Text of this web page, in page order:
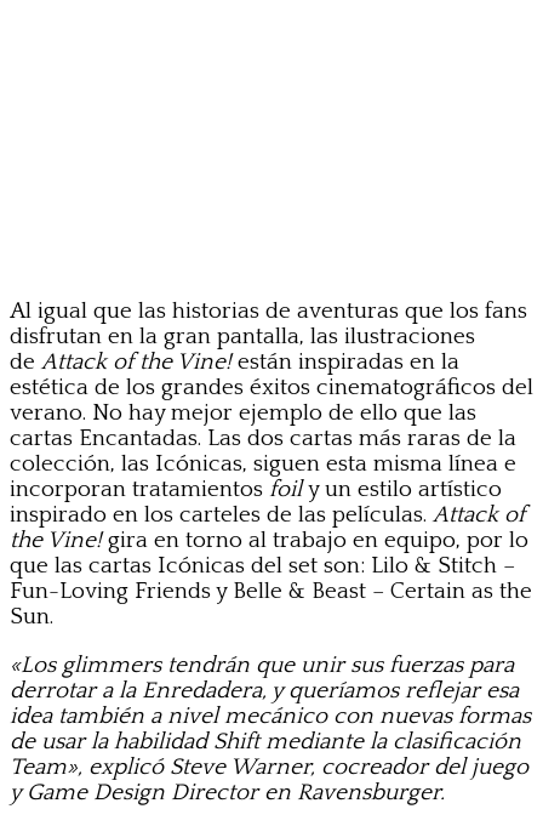
Al igual que las historias de aventuras que los fans
disfrutan en la gran pantalla, las ilustraciones
deAttack of the Vine!están inspiradas en la
estética de los grandes éxitos cinematográficos del
verano. No hay mejor ejemplo de ello que las
cartas Encantadas. Las dos cartas más raras de la
colección, las Icónicas, siguen esta misma línea e
incorporan tratamientos foily un estilo artístico
inspirado en los carteles de las películas.Attack of
the Vine!gira en torno al trabajo en equipo, por lo
que las cartas Icónicas del set son: Lilo & Stitch –
Fun-Loving Friends y Belle & Beast – Certain as the
Sun.
«Los glimmers tendrán que unir sus fuerzas para
derrotar a la Enredadera, y queríamos reflejar esa
idea también a nivel mecánico con nuevas formas
de usar la habilidad Shift mediante la clasificación
Team», explicó Steve Warner, cocreador del juego
y Game Design Director en Ravensburger.